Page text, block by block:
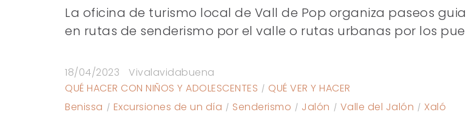
La oficina de turismo local de Vall de Pop organiza paseos
en rutas de senderismo por el valle o rutas urbanas por los
18/04/2023
Vivalavidabuena
QUÉ HACER CON NIÑOS Y ADOLESCENTES
QUÉ VER Y HACER
Benissa
Excursiones de un día Senderismo Jalón Valle del Jalón Xaló